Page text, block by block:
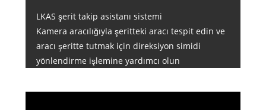
LKAS şerit takip asistanı sistemi
Kamera aracılığıyla şeritteki aracı tespit edin ve
aracı şeritte tutmak için direksiyon simidi
yönlendirme işlemine yardımcı olun